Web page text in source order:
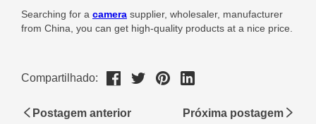
Compartilhado:
Postagem anterior Próxima postagem